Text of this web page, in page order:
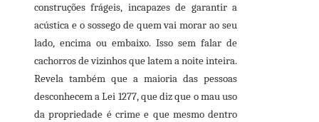
construções frágeis, incapazes de garantir a
acústica e o sossego de quem vai morar ao seu
lado, encima ou embaixo. Isso sem falar de
cachorros de vizinhos que latem a noite inteira.
Revela também que a maioria das pessoas
desconhecem a Lei 1277, que diz que o mau uso
da propriedade é crime e que mesmo dentro